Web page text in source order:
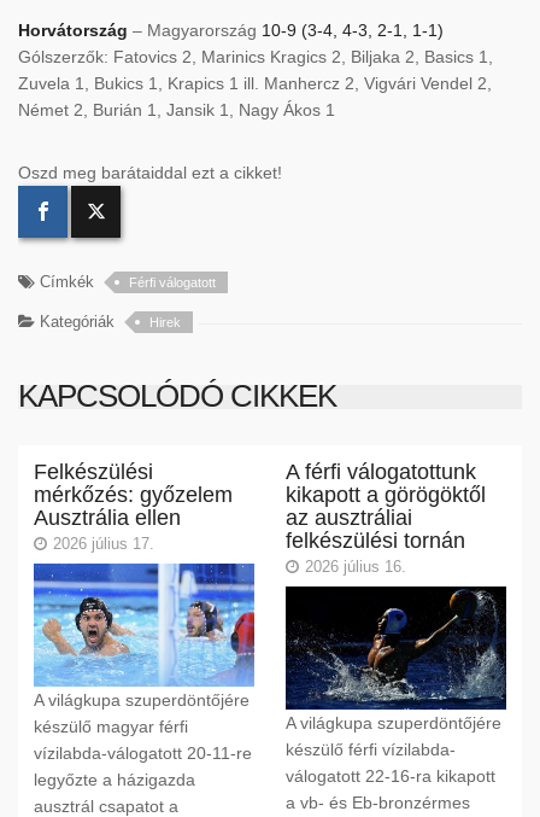
Horvátország – Magyarország 10-9 (3-4, 4-3, 2-1, 1-1)
Gólszerzők: Fatovics 2, Marinics Kragics 2, Biljaka 2, Basics 1,
Zuvela 1, Bukics 1, Krapics 1 ill. Manhercz 2, Vigvári Vendel 2,
Német 2, Burián 1, Jansik 1, Nagy Ákos 1
Oszd meg barátaiddal ezt a cikket!
Címkék Férfi válogatott
Kategóriák Hirek
KAPCSOLÓDÓ CIKKEK
Felkészülési
mérkőzés: győzelem
Ausztrália ellen
2026 július 17.
A világkupa szuperdöntőjére
készülő magyar férfi
vízilabda-válogatott 20-11-re
legyőzte a házigazda
ausztrál csapatot a
A férfi válogatottunk
kikapott a görögöktől
az ausztráliai
felkészülési tornán
2026 július 16.
A világkupa szuperdöntőjére
készülő férfi vízilabda-
válogatott 22-16-ra kikapott
a vb- és Eb-bronzérmes